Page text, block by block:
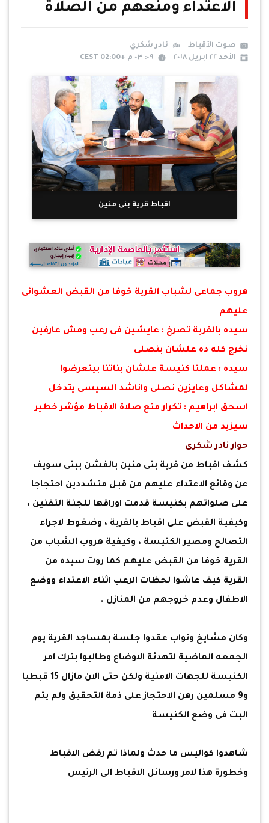
الاعتداء ومنعهم من الصلاة
صوت الأقباط
نادر شكري
الأحد ٢٢ ابريل ٢٠١٨
٠٩: ٠٣ م +02:00 CEST
اقباط قرية بنى منين
هروب جماعى لشباب القرية خوفا من القبض العشوائى
عليهم
سيده بالقرية تصرخ : عايشين فى رعب ومش عارفين
نخرج كله ده علشان بنصلى
سيده : عملنا كنيسة علشان بناتنا بيتعرضوا
لمشاكل وعايزين نصلى واناشد السيسى يتدخل
اسحق ابراهيم : تكرار منع صلاة الاقباط مؤشر خطير
سيزيد من الاحداث
حوار نادر شكرى
كشف اقباط من قرية بنى منين بالفشن ببنى سويف
عن وقائع الاعتداء عليهم من قبل متشددين احتجاجا
على صلواتهم بكنيسة قدمت اوراقها للجنة التقنين ،
وكيفية القبض على اقباط بالقرية ، وضغوط لاجراء
التصالح ومصير الكنيسة ، وكيفية هروب الشباب من
القرية خوفا من القبض عليهم كما روت سيده من
القرية كيف عاشوا لحظات الرعب اثناء الاعتداء ووضع
الاطفال وعدم خروجهم من المنازل .
وكان مشايخ ونواب عقدوا جلسة بمساجد القرية يوم
الجمعه الماضية لتهدئة الاوضاع وطالبوا بترك امر
الكنيسة للجهات الامنية ولكن حتى الان مازال 15 قبطيا
و9 مسلمين رهن الاحتجاز على ذمة التحقيق ولم يتم
البت فى وضع الكنيسة
شاهدوا كواليس ما حدث ولماذا تم رفض الاقباط
وخطورة هذا لامر ورسائل الاقباط الى الرئيس